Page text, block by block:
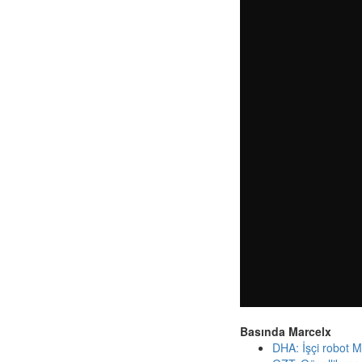
Basında Marcelx
DHA: İşçi robot